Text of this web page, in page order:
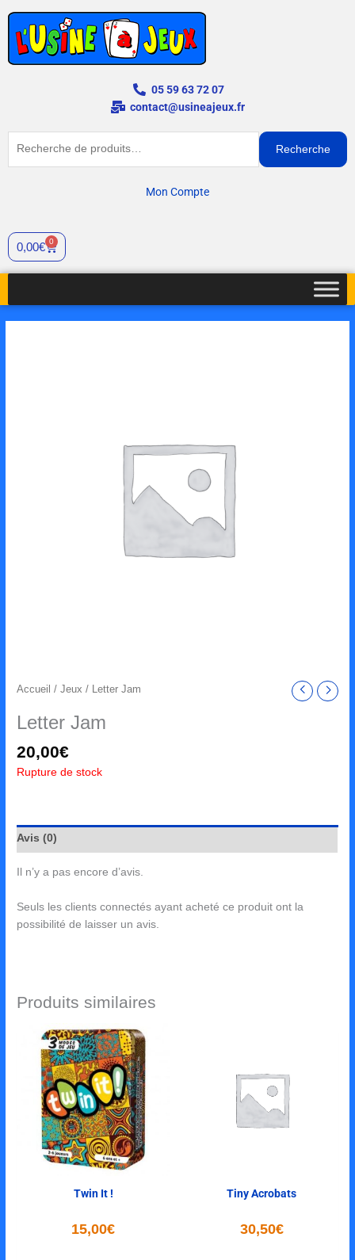
contenu
05 59 63 72 07
contact@usineajeux.fr
Recherche
Mon Compte
0,00€ 0
Panier
Accueil /Jeux / Letter Jam
Letter Jam
20,00€
Rupture de stock
Avis (0)
Il n’y a pas encore d’avis.
Seuls les clients connectés ayant acheté ce produit ont la
possibilité de laisser un avis.
Produits similaires
Twin It !
15,00€
Tiny Acrobats
30,50€